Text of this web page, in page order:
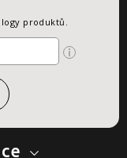
produktů.